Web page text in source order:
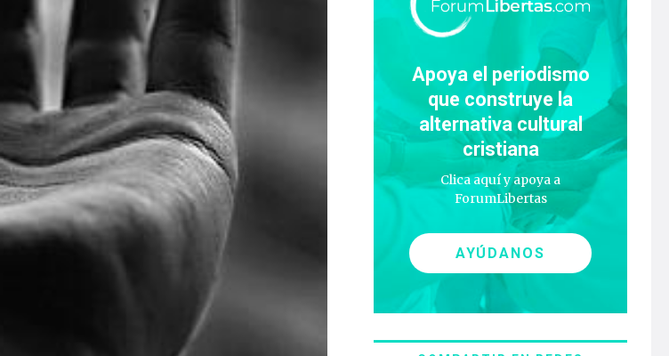
Apoya el periodismo
que construye la
alternativa cultural
cristiana
Clica aquí y apoya a
ForumLibertas
AYÚDANOS